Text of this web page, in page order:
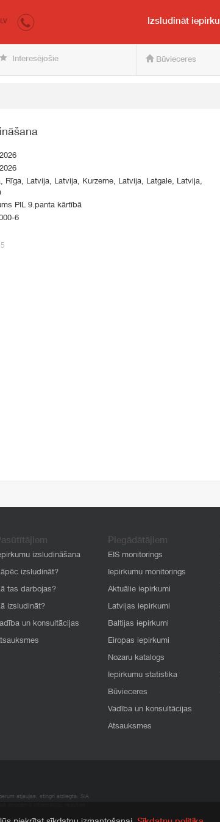
pircējam un
LV Izsludināt
Interesējošie Būvieceres
Rīga, Latvija, Latvija, Kurzeme, Latvija, Latgale, Latvija,
PIL 9.panta kārtībā
6
izsludināšana
izsludināt?
tas darbojas?
izsludināt?
un konsultācijas
Piegādātājiem
EIS monitorings
Iepirkumu monitorings
Aktuālie iepirkumi
Latvijas iepirkumi
Baltijas iepirkumi
Eiropas iepirkumi
Nozaru katalogs
Iepirkumu statistika
Būvieceres
Vadība un konsultācijas
Atsauksmes
atļaujas, stingri aizliegta. SIA